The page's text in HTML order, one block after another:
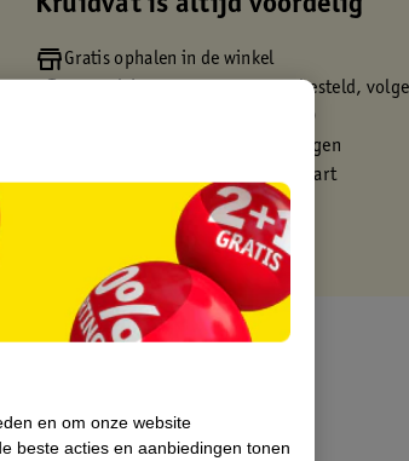
Kruidvat is altijd voordelig
Gratis ophalen in de winkel
Op werkdagen voor 22:00 uur besteld,
Gratis thuisbezorgd vanaf 50.00
Gratis retourneren binnen 30 dagen
Gratis punten met je Kruidvat kaart
en om onze website
beste acties en aanbiedingen tonen